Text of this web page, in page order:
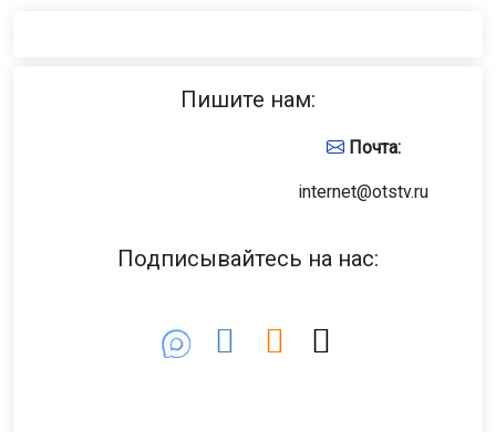
Пишите нам:
Почта:
internet@otstv.ru
Подписывайтесь на нас: